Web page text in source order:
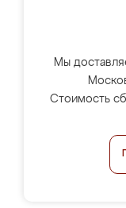
Мы
Стоимость